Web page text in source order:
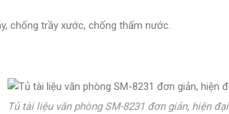
chống trầy xước, chống thấm nước.
Tủ tài liệu văn phòng SM-8231 đơn giản, hiện đại